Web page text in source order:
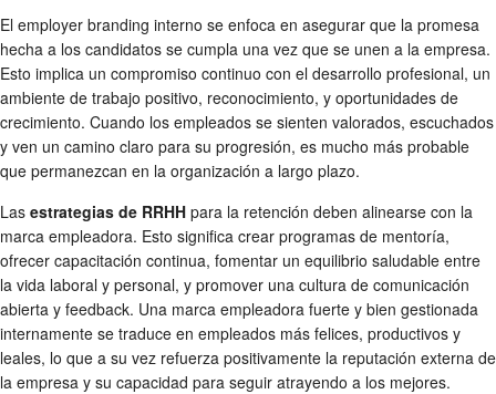
El employer branding interno se enfoca en asegurar que la promesa
hecha a los candidatos se cumpla una vez que se unen a la empresa.
Esto implica un compromiso continuo con el desarrollo profesional, un
ambiente de trabajo positivo, reconocimiento, y oportunidades de
crecimiento. Cuando los empleados se sienten valorados, escuchados
y ven un camino claro para su progresión, es mucho más probable
que permanezcan en la organización a largo plazo.
Las estrategias de RRHH para la retención deben alinearse con la
marca empleadora. Esto significa crear programas de mentoría,
ofrecer capacitación continua, fomentar un equilibrio saludable entre
la vida laboral y personal, y promover una cultura de comunicación
abierta y feedback. Una marca empleadora fuerte y bien gestionada
internamente se traduce en empleados más felices, productivos y
leales, lo que a su vez refuerza positivamente la reputación externa de
la empresa y su capacidad para seguir atrayendo a los mejores.